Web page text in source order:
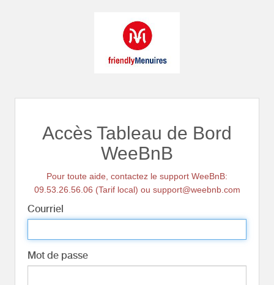
Accès Tableau de Bord
WeeBnB
Pour toute aide, contactez le support WeeBnB:
09.53.26.56.06 (Tarif local) ou support@weebnb.com
Courriel
Mot de passe